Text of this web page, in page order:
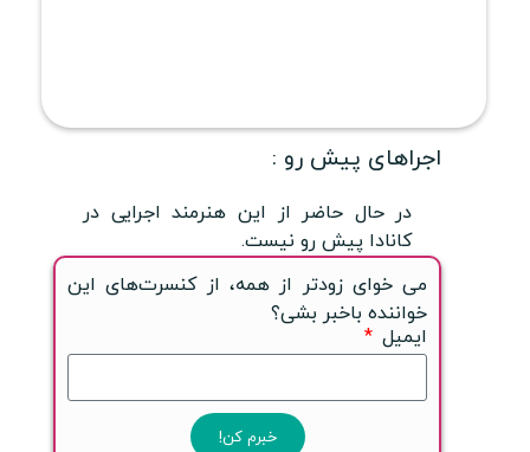
اجراهای پیش رو :
در حال حاضر از این هنرمند اجرایی در
کانادا پیش رو نیست.
می خوای زودتر از همه، از کنسرت‌های این
خواننده باخبر بشی؟
ایمیل
خبرم کن!